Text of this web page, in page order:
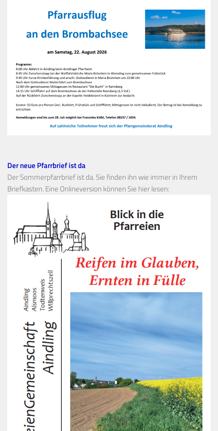
Der neue Pfarrbrief ist da
Der Sommerpfarrbrief ist da. Sie finden ihn wie immer in Ihrem
Briefkasten. Eine Onlineversion können Sie hier lesen: